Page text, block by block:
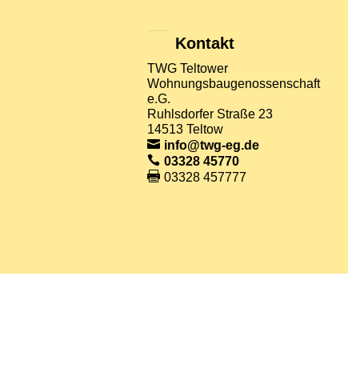
Kontakt
TWG Teltower
Wohnungsbaugenossenschaft
e.G.
Ruhlsdorfer Straße 23
14513 Teltow
info@twg-eg.de
03328 45770
03328 457777